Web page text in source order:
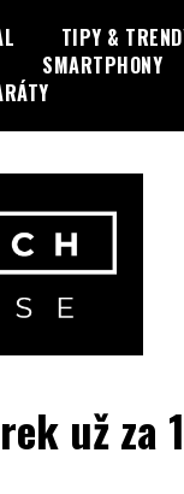
TIPY &
SMARTPHONY
už za